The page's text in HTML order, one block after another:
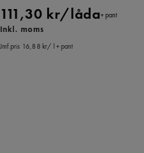
111,30 kr/låda+ pant
Inkl. moms
Jmf.pris 16,88 kr/ l+ pant